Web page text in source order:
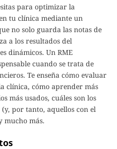
para optimizar la
tu clínica mediante un
no solo guarda las notas de
a los resultados del
dinámicos. Un RME
cuando se trata de
Te enseña cómo evaluar
clínica, cómo aprender más
más usados, cuáles son los
por tanto, aquellos con el
mucho más.